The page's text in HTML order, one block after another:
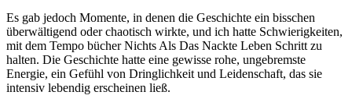
Es gab jedoch Momente, in denen die Geschichte ein bisschen
überwältigend oder chaotisch wirkte, und ich hatte Schwierigkeiten,
mit dem Tempo bücher Nichts Als Das Nackte Leben Schritt zu
halten. Die Geschichte hatte eine gewisse rohe, ungebremste
Energie, ein Gefühl von Dringlichkeit und Leidenschaft, das sie
intensiv lebendig erscheinen ließ.